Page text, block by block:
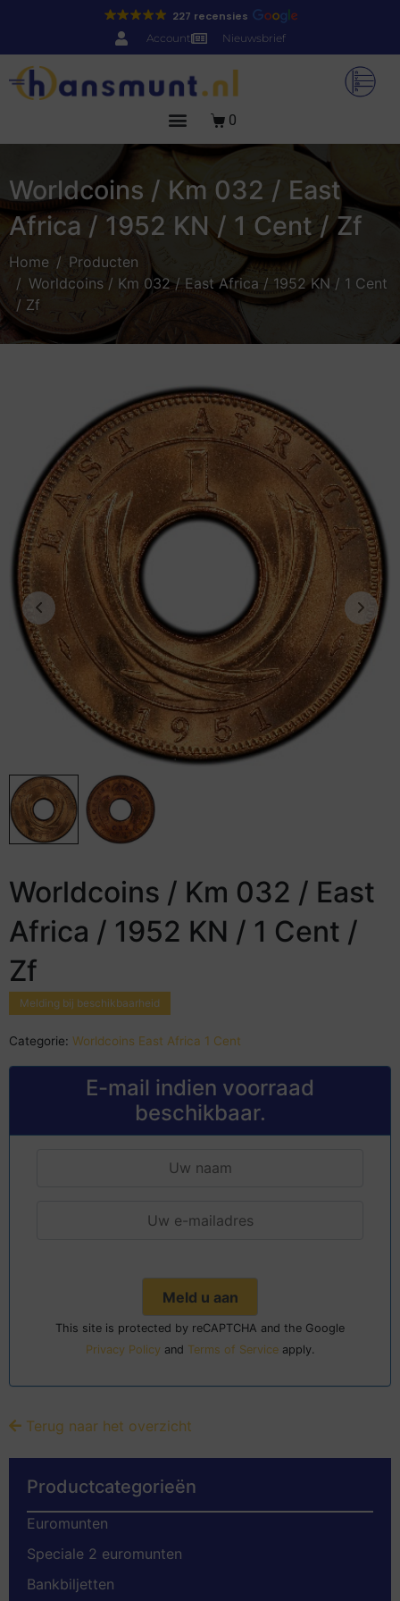
227 recensies
Account Nieuwsbrief
0
Worldcoins / Km 032 / East
Africa / 1952 KN / 1 Cent / Zf
Home
Producten
Worldcoins / Km 032 / East Africa / 1952 KN / 1 Cent
/ Zf
Worldcoins / Km 032 / East
Africa / 1952 KN / 1 Cent /
Zf
Melding bij beschikbaarheid
Categorie: Worldcoins East Africa 1 Cent
E-mail indien voorraad
beschikbaar.
This site is protected by reCAPTCHA and the Google
Privacy Policy and Terms of Service apply.
Terug naar het overzicht
Productcategorieën
Euromunten
Speciale 2 euromunten
Bankbiljetten